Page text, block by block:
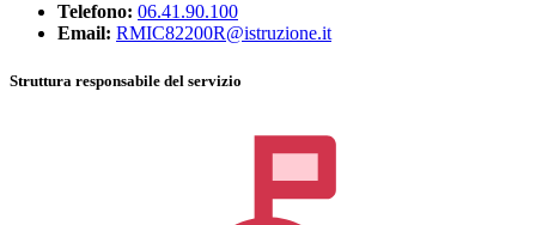
Telefono: 06.41.90.100
Email: RMIC82200R@istruzione.it
Struttura responsabile del servizio